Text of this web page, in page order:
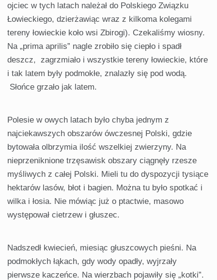
ojciec w tych latach należał do Polskiego Związku
Łowieckiego, dzierżawiąc wraz z kilkoma kolegami
tereny łowieckie koło wsi Zbirogi). Czekaliśmy wiosny.
Na „prima aprilis” nagle zrobiło się ciepło i spadł
deszcz, zagrzmiało i wszystkie tereny łowieckie, które
i tak latem były podmokłe, znalazły się pod wodą.
Słońce grzało jak latem.
Polesie w owych latach było chyba jednym z
najciekawszych obszarów ówczesnej Polski, gdzie
bytowała olbrzymia ilość wszelkiej zwierzyny. Na
nieprzeniknione trzęsawisk obszary ciągnęły rzesze
myśliwych z całej Polski. Mieli tu do dyspozycji tysiące
hektarów lasów, błot i bagien. Można tu było spotkać i
wilka i łosia. Nie mówiąc już o ptactwie, masowo
występował cietrzew i głuszec.
Nadszedł kwiecień, miesiąc głuszcowych pieśni. Na
podmokłych łąkach, gdy wody opadły, wyjrzały
pierwsze kaczeńce. Na wierzbach pojawiły się „kotki”.